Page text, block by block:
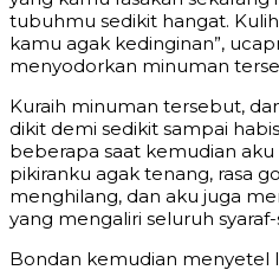
tubuhmu sedikit hangat.
kamu agak kedinginan”,
menyodorkan minuman
Kuraih minuman tersebut,
dikit demi sedikit sampai
beberapa saat kemudian
pikiranku agak tenang, rasa
menghilang, dan aku juga
yang mengaliri seluruh
Bondan kemudian menyetel